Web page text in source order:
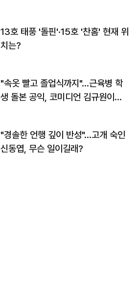
13호 태풍 '돌핀'·15호 '찬홈' 현재 위
치는?
"속옷 빨고 졸업식까지"…근육병 학
생 돌본 공익, 코미디언 김규원이었
"경솔한 언행 깊이 반성"…고개 숙인
신동엽, 무슨 일이길래?